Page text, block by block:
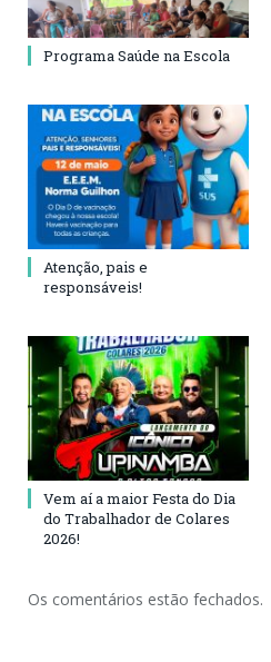
Programa Saúde na Escola
Atenção, pais e
responsáveis!
Vem aí a maior Festa do Dia
do Trabalhador de Colares
2026!
Os comentários estão fechados.